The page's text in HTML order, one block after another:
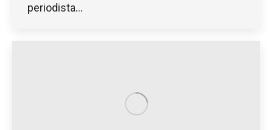
periodista…